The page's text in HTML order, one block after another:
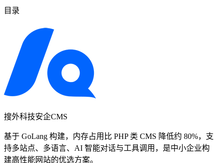
目录
搜外科技安企CMS
基于 GoLang 构建，内存占用比 PHP 类 CMS 降低约 80%，支
持多站点、多语言、AI 智能对话与工具调用，是中小企业构
建高性能网站的优选方案。